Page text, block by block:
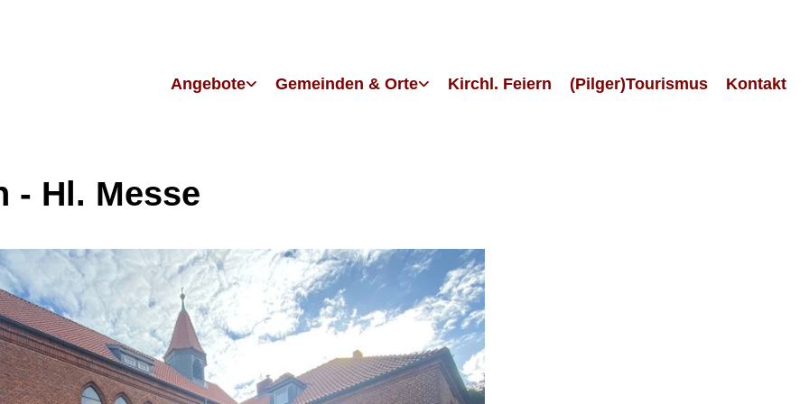
Angebote Gemeinden & Orte Kirchl. Feiern (Pilger)Tourismus Kontakt
- Hl. Messe